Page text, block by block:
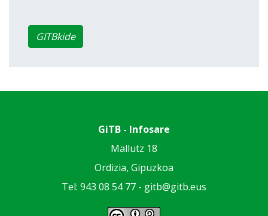
GITBkide
GiTB - Infosare
Mallutz 18
Ordizia, Gipuzkoa
Tel: 943 08 54 77 - gitb@gitb.eus